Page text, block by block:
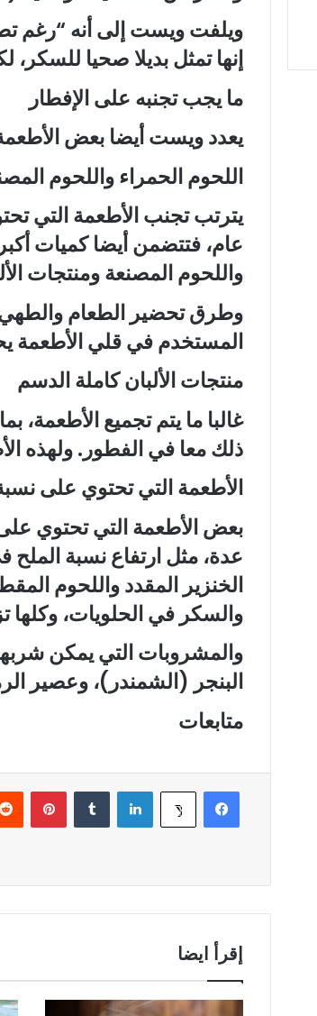
ويلفت ويست إلى أنه “رغم
إنها تمثل بديلا صحيا للسكر،
ما يجب تجنبه على الإفطار
يعدد ويست أيضا بعض
اللحوم الحمراء واللحوم
يترتب تجنب الأطعمة التي
عام، فتتضمن أيضا كميات
واللحوم المصنعة ومنتجات
وطرق تحضير الطعام والطهي
المستخدم في قلي الأطعمة
منتجات الألبان كاملة الدسم
غالبا ما يتم تجميع الأطعمة،
ذلك معا في الفطور. ولهذه
الأطعمة التي تحتوي على
بعض الأطعمة التي تحتوي
عدة، مثل ارتفاع نسبة الملح
الخنزير المقدد واللحوم
والسكر في الحلويات، وكلها
والمشروبات التي يمكن
البنجر (الشمندر)، وعصير
متابعات
فيسبوك ‫X لينكدإن بينتيريست
إقرأ ايضا